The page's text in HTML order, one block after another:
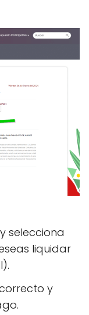
y selecciona
liquidar
y